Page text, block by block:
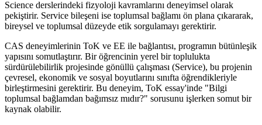
Science derslerindeki fizyoloji kavramlarını deneyimsel olarak
pekiştirir. Service bileşeni ise toplumsal bağlamı ön plana çıkararak,
bireysel ve toplumsal düzeyde etik sorgulamayı gerektirir.
CAS deneyimlerinin ToK ve EE ile bağlantısı, programın bütünleşik
yapısını somutlaştırır. Bir öğrencinin yerel bir toplulukta
sürdürülebilirlik projesinde gönüllü çalışması (Service), bu projenin
çevresel, ekonomik ve sosyal boyutlarını sınıfta öğrendikleriyle
birleştirmesini gerektirir. Bu deneyim, ToK essay'inde "Bilgi
toplumsal bağlamdan bağımsız mıdır?" sorusunu işlerken somut bir
kaynak olabilir.